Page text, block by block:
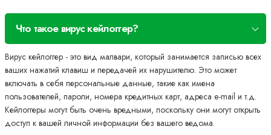
Что такое вирус кейлоггер?
Вирус кейлоггер - это вид малвари, который занимается записью всех
ваших нажатий клавиш и передачей их нарушителю. Это может
включать в себя персональные данные, такие как имена
пользователей, пароли, номера кредитных карт, адреса e-mail и т.д.
Кейлоггеры могут быть очень вредными, поскольку они могут открыть
доступ к вашей личной информации без вашего ведома.